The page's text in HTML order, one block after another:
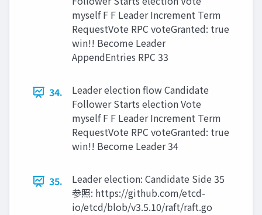
myself F F Leader Increment Term
RequestVote RPC voteGranted: true
win!! Become Leader
AppendEntries RPC 33
34.
Leader election ﬂow Candidate
Follower Starts election Vote
myself F F Leader Increment Term
RequestVote RPC voteGranted: true
win!! Become Leader 34
35.
Leader election: Candidate Side 35
参照: https://github.com/etcd-
io/etcd/blob/v3.5.10/raft/raft.go